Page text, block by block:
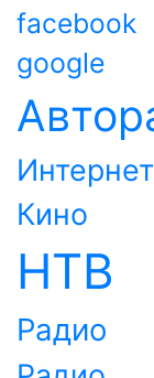
facebook
google
Интернет
Кино
НТВ
Радио